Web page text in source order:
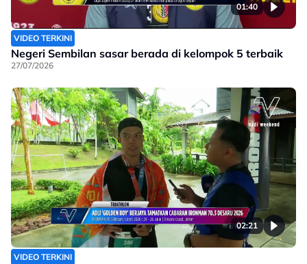
01:40
VIDEO TERKINI
Negeri Sembilan sasar berada di kelompok 5 terbaik
27/07/2026
02:21
VIDEO TERKINI